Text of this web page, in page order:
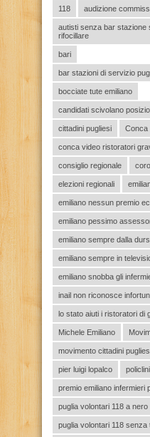
118 audizione
autisti senza bar stazione
rifocillare
bari
bar stazioni di servizio
bocciate tute emiliano
candidati scivolano
cittadini pugliesi Conca
conca video ristoratori
consiglio regionale
elezioni regionali
emiliano nessun premio
emiliano pessimo
emiliano sempre dalla
emiliano sempre in
emiliano snobba gli
inail non riconosce
lo stato aiuti i ristoratori di
Michele Emiliano
movimento cittadini
pier luigi lopalco
premio emiliano infermieri
puglia volontari 118 a nero
puglia volontari 118 senza